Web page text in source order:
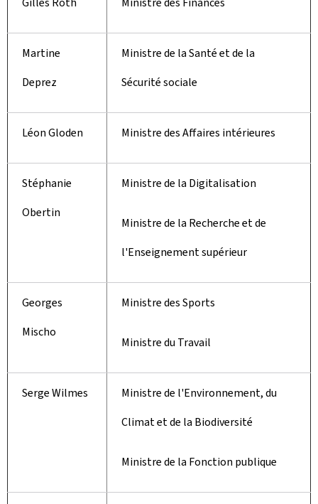
Martine
Deprez
Ministre de la Santé et de la
Sécurité sociale
Léon Gloden Ministre des Affaires intérieures
Stéphanie
Obertin
Ministre de la Digitalisation
Ministre de la Recherche et de
l'Enseignement supérieur
Georges
Mischo
Ministre des Sports
Ministre du Travail
Serge Wilmes
Ministre de l'Environnement, du
Climat et de la Biodiversité
Ministre de la Fonction publique